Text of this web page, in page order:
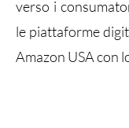
verso i
le piattaforme
Amazon USA con